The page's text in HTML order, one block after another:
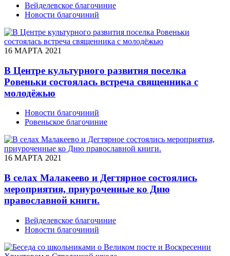
Вейделевское благочиние
Новости благочиний
16 МАРТА 2021
В Центре культурного развития поселка
Ровеньки состоялась встреча священника с
молодёжью
Новости благочиний
Ровеньское благочиние
16 МАРТА 2021
В селах Малакеево и Дегтярное состоялись
мероприятия, приуроченные ко Дню
православной книги.
Вейделевское благочиние
Новости благочиний